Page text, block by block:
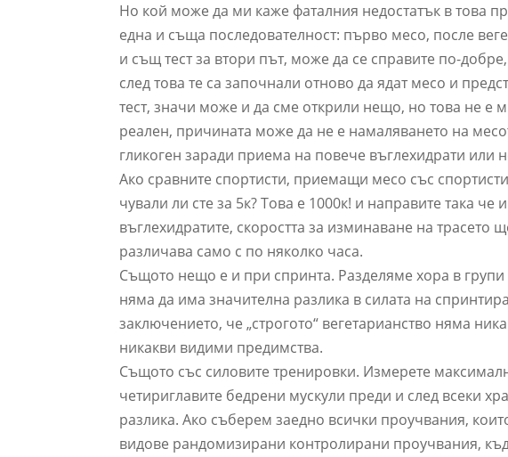
Но кой може да ми каже фаталния недостатък в това
една и съща последователност: първо месо, после
и същ тест за втори път, може да се справите по-
след това те са започнали отново да ядат месо и
тест, значи може и да сме открили нещо, но това не е
реален, причината може да не е намаляването на
гликоген заради приема на повече въглехидрати или
Ако сравните спортисти, приемащи месо със
чували ли сте за 5к? Това е 1000к! и направите така
въглехидратите, скоростта за изминаване на
различава само с по няколко часа.
Същото нещо е и при спринта. Разделяме хора в
няма да има значителна разлика в силата на
заключението, че „строгото“ вегетарианство няма
никакви видими предимства.
Същото със силовите тренировки. Измерете
четириглавите бедрени мускули преди и след всеки
разлика. Ако съберем заедно всички проучвания,
видове рандомизирани контролирани проучвания,